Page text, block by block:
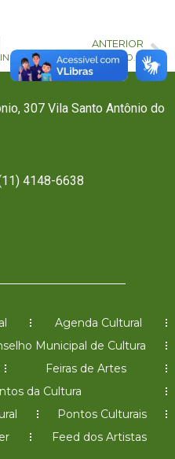
ANTERIOR
INSCRIÇÕES ABERTAS PARA OFICINAS CULTURAIS GRATUITAS E ONLINE
307 Vila Santo Antônio do
4148-6638
Agenda Cultural
Municipal de Cultura
Feiras de Artes
da Cultura
Pontos Culturais
Feed dos Artistas